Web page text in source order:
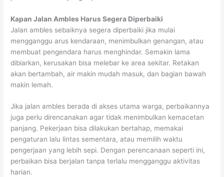
Kapan Jalan Ambles Harus Segera Diperbaiki
Jalan ambles sebaiknya segera diperbaiki jika mulai
mengganggu arus kendaraan, menimbulkan genangan, atau
membuat pengendara harus menghindar. Semakin lama
dibiarkan, kerusakan bisa melebar ke area sekitar. Retakan
akan bertambah, air makin mudah masuk, dan bagian bawah
makin lemah.
Jika jalan ambles berada di akses utama warga, perbaikannya
juga perlu direncanakan agar tidak menimbulkan kemacetan
panjang. Pekerjaan bisa dilakukan bertahap, memakai
pengaturan lalu lintas sementara, atau memilih waktu
pengerjaan yang lebih sepi. Dengan perencanaan seperti ini,
perbaikan bisa berjalan tanpa terlalu mengganggu aktivitas
harian.